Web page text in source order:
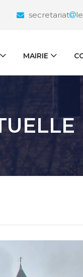
secretariat
MAIRIE